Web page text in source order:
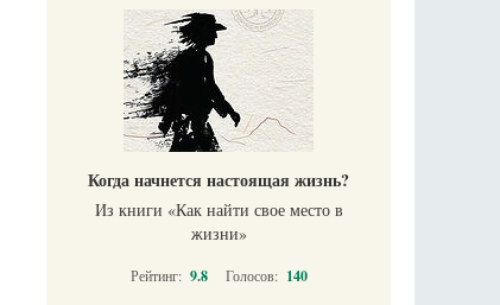
Когда начнется настоящая жизнь?
Из книги «Как найти свое место в
жизни​»
Рейтинг: 9.8 Голосов: 140